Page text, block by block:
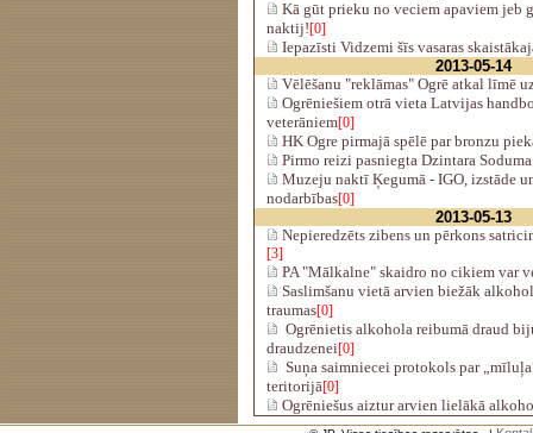
Kā gūt prieku no veciem apaviem jeb
naktij![0]
Iepazīsti Vidzemi šīs vasaras
2013-05-14
Vēlēšanu "reklāmas" Ogrē atkal līmē
Ogrēniešiem otrā vieta Latvijas
veterāniem[0]
HK Ogre pirmajā spēlē par bronzu
Pirmo reizi pasniegta Dzintara
Muzeju naktī Ķegumā - IGO, izstāde
nodarbības[0]
2013-05-13
Nepieredzēts zibens un pērkons
[3]
PA "Mālkalne" skaidro no cikiem var
Saslimšanu vietā arvien biežāk
traumas[0]
Ogrēnietis alkohola reibumā draud
draudzenei[0]
Suņa saimniecei protokols par
teritorijā[0]
Ogrēniešus aiztur arvien lielākā